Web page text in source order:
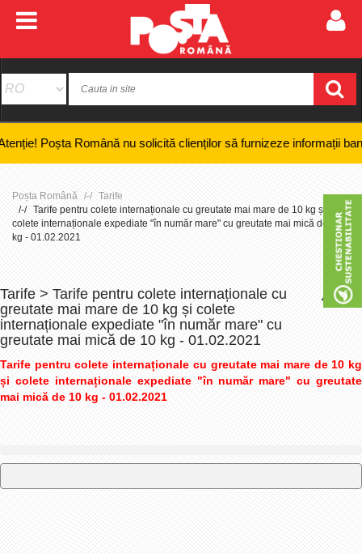
Română nu solicită clienților să furnizeze informații bancare
Poșta Română
Tarife
Tarife pentru colete internaționale cu greutate mai mare de 10 kg și
colete internaționale expediate "în număr mare" cu greutate mai mică de 10
kg - 01.02.2021
Tarife > Tarife pentru colete internaționale cu
greutate mai mare de 10 kg și colete
internaționale expediate "în număr mare" cu
greutate mai mică de 10 kg - 01.02.2021
+
Tarife pentru colete internaționale cu greutate mai mare de 10 kg
și colete internaționale expediate "în număr mare" cu greutate
mai mică de 10 kg - 01.02.2021